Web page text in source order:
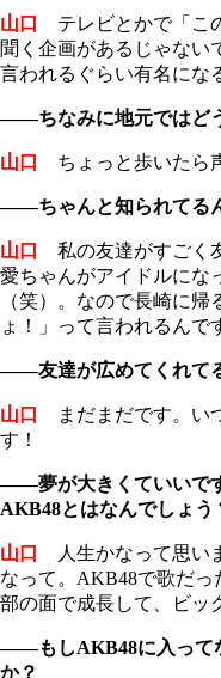
山口
テレビとかで「こ
聞く企画があるじゃない
言われるぐらい有名にな
――ちなみに地元ではど
山口 ちょっと歩いたら
――ちゃんと知られてる
山口
私の友達がすごく
愛ちゃんがアイドルにな
（笑）。なので長崎に
ょ！」って言われるんで
――友達が広めてくれて
山口
まだまだです。い
す！
――夢が大きくていいで
AKB48とはなんでしょう
山口
人生かなって思い
なって。AKB48で歌だ
部の面で成長して、ビッ
――もしAKB48に入って
か？